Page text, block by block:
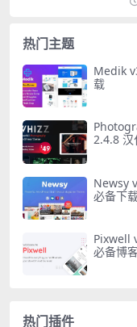
热门主题
Medik
载
2.4.8 汉
Newsy
必备下
Pixwell
必备博
热门插件